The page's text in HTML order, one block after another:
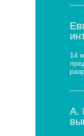
14
А.